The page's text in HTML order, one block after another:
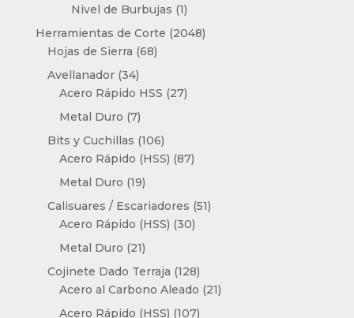
producto
Nivel de Burbujas 11
producto
Herramientas de Corte 20482048
Hojas de Sierra 6868
Avellanador 3434
productos
Acero Rápido HSS 2727
Metal Duro 77
productos
Bits y Cuchillas 106106
productos
Acero Rápido (HSS) 8787
Metal Duro 1919
productos
Calisuares / Escariadores 5151
Acero Rápido (HSS) 3030
Metal Duro 2121
productos
Cojinete Dado Terraja 128128
productos
Acero al Carbono Aleado 2121
Acero Rápido (HSS) 107107